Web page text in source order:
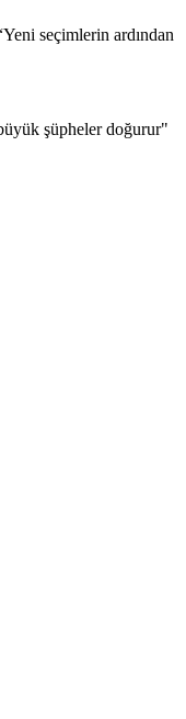
seçimlerin ardından
şüpheler doğurur"